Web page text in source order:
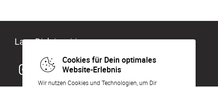
Cookies für Dein optimales
Website-Erlebnis
Wir nutzen Cookies und Technologien, um Dir
Lass Dich inspirieren